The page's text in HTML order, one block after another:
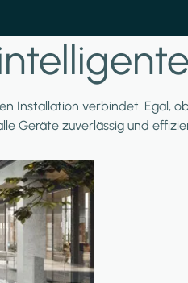
Installation verbindet. Egal,
Geräte zuverlässig und